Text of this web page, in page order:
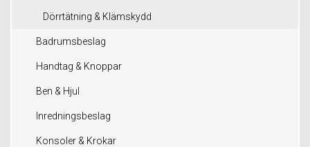
Dörrtätning & Klämskydd
Badrumsbeslag
Handtag & Knoppar
Ben & Hjul
Inredningsbeslag
Konsoler & Krokar